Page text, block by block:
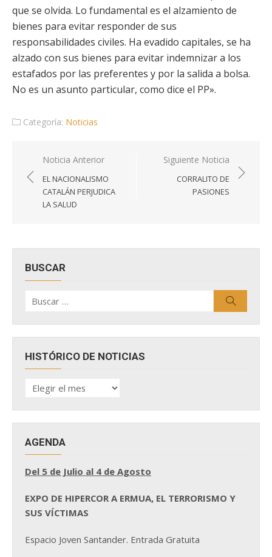
que se olvida. Lo fundamental es el alzamiento de
bienes para evitar responder de sus
responsabilidades civiles. Ha evadido capitales, se ha
alzado con sus bienes para evitar indemnizar a los
estafados por las preferentes y por la salida a bolsa.
No es un asunto particular, como dice el PP».
Categoría: Noticias
Navegación
de
entradas
Noticia Anterior
EL NACIONALISMO
CATALÁN PERJUDICA
LA SALUD
Siguiente Noticia
CORRALITO DE
PASIONES
BUSCAR
por:
HISTÓRICO DE NOTICIAS
HISTÓRICO
DE
AGENDA
Del 5 de Julio al 4 de Agosto
EXPO DE HIPERCOR A ERMUA, EL TERRORISMO Y
SUS VÍCTIMAS
Espacio Joven Santander. Entrada Gratuita